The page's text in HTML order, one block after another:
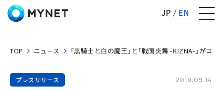
JP EN
TOP ニュース 「黒騎士と白の魔王」と「戦国炎舞 -KIZNA-」が
プレスリリース 2018.09.14